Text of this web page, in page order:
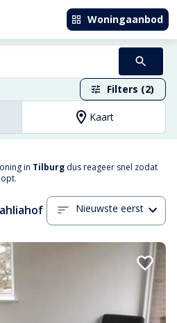
Woningaanbod
Filters (2)
Kaart
in Tilburg dus reageer snel zodat
Nieuwste eerst